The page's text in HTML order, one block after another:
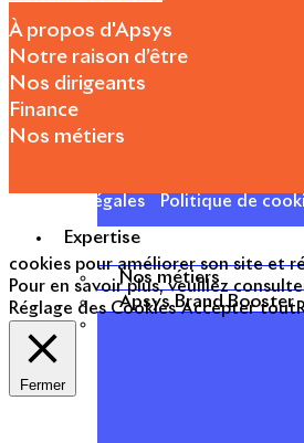
Expertise
Nos métiers
Apsys Brand Booster
À propos d'Apsys
Notre raison d’être
Nos dirigeants
Finance
Nos métiers
Mentions légales Politique de
cookies pour améliorer son site et
Pour en savoir plus, veuillez
Réglage des Cookies Accepter tout
Fermer